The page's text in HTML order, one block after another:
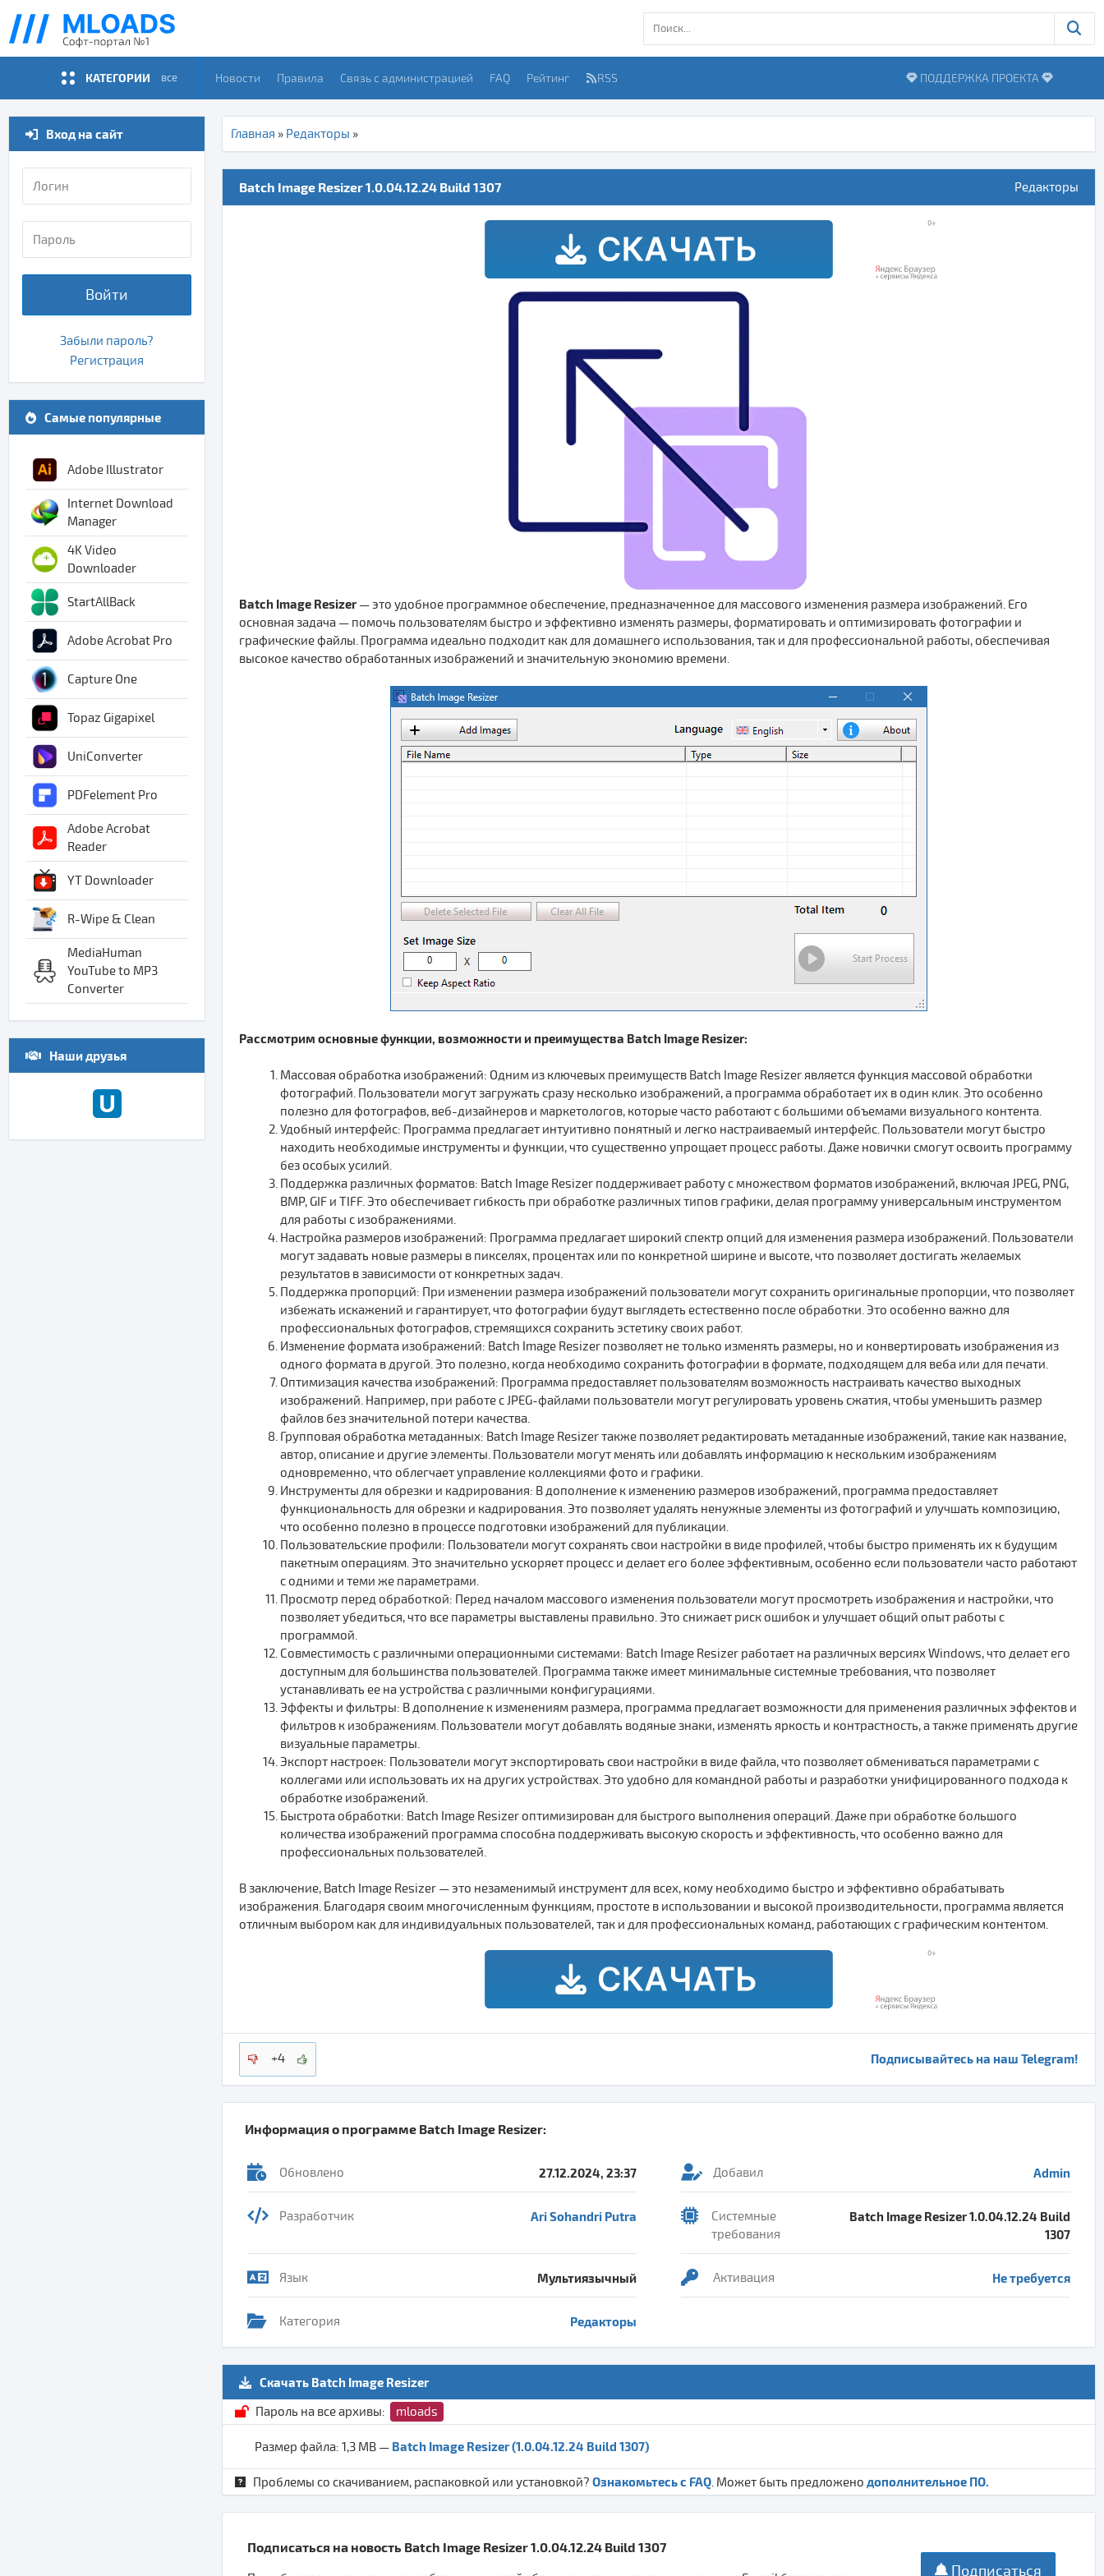
ПОДДЕРЖКА ПРОЕКТА
КАТЕГОРИИ все Новости Правила Связь с администрацией FAQ Рейтинг RSS
Главная » Редакторы »
Batch Image Resizer 1.0.04.12.24 Build 1307 Редакторы
Batch Image Resizer— это удобное программное обеспечение, предназначенное для массового изменения размера изображений. Его
основная задача — помочь пользователям быстро и эффективно изменять размеры, форматировать и оптимизировать фотографии и
графические файлы. Программа идеально подходит как для домашнего использования, так и для профессиональной работы, обеспечивая
высокое качество обработанных изображений и значительную экономию времени.
Рассмотрим основные функции, возможности и преимущества Batch Image Resizer:
Массовая обработка изображений: Одним из ключевых преимуществ Batch Image Resizer является функция массовой обработки
фотографий. Пользователи могут загружать сразу несколько изображений, а программа обработает их в один клик. Это особенно
полезно для фотографов, веб-дизайнеров и маркетологов, которые часто работают с большими объемами визуального контента.
Удобный интерфейс: Программа предлагает интуитивно понятный и легко настраиваемый интерфейс. Пользователи могут быстро
находить необходимые инструменты и функции, что существенно упрощает процесс работы. Даже новички смогут освоить программу
без особых усилий.
Поддержка различных форматов: Batch Image Resizer поддерживает работу с множеством форматов изображений, включая JPEG, PNG,
BMP, GIF и TIFF. Это обеспечивает гибкость при обработке различных типов графики, делая программу универсальным инструментом
для работы с изображениями.
Настройка размеров изображений: Программа предлагает широкий спектр опций для изменения размера изображений. Пользователи
могут задавать новые размеры в пикселях, процентах или по конкретной ширине и высоте, что позволяет достигать желаемых
результатов в зависимости от конкретных задач.
Поддержка пропорций: При изменении размера изображений пользователи могут сохранить оригинальные пропорции, что позволяет
избежать искажений и гарантирует, что фотографии будут выглядеть естественно после обработки. Это особенно важно для
профессиональных фотографов, стремящихся сохранить эстетику своих работ.
Изменение формата изображений: Batch Image Resizer позволяет не только изменять размеры, но и конвертировать изображения из
одного формата в другой. Это полезно, когда необходимо сохранить фотографии в формате, подходящем для веба или для печати.
Оптимизация качества изображений: Программа предоставляет пользователям возможность настраивать качество выходных
изображений. Например, при работе с JPEG-файлами пользователи могут регулировать уровень сжатия, чтобы уменьшить размер
файлов без значительной потери качества.
Групповая обработка метаданных: Batch Image Resizer также позволяет редактировать метаданные изображений, такие как название,
автор, описание и другие элементы. Пользователи могут менять или добавлять информацию к нескольким изображениям
одновременно, что облегчает управление коллекциями фото и графики.
Инструменты для обрезки и кадрирования: В дополнение к изменению размеров изображений, программа предоставляет
функциональность для обрезки и кадрирования. Это позволяет удалять ненужные элементы из фотографий и улучшать композицию,
что особенно полезно в процессе подготовки изображений для публикации.
Пользовательские профили: Пользователи могут сохранять свои настройки в виде профилей, чтобы быстро применять их к будущим
пакетным операциям. Это значительно ускоряет процесс и делает его более эффективным, особенно если пользователи часто работают
с одними и теми же параметрами.
Просмотр перед обработкой: Перед началом массового изменения пользователи могут просмотреть изображения и настройки, что
позволяет убедиться, что все параметры выставлены правильно. Это снижает риск ошибок и улучшает общий опыт работы с
программой.
Совместимость с различными операционными системами: Batch Image Resizer работает на различных версиях Windows, что делает его
доступным для большинства пользователей. Программа также имеет минимальные системные требования, что позволяет
устанавливать ее на устройства с различными конфигурациями.
Эффекты и фильтры: В дополнение к изменениям размера, программа предлагает возможности для применения различных эффектов и
фильтров к изображениям. Пользователи могут добавлять водяные знаки, изменять яркость и контрастность, а также применять другие
визуальные параметры.
Экспорт настроек: Пользователи могут экспортировать свои настройки в виде файла, что позволяет обмениваться параметрами с
коллегами или использовать их на других устройствах. Это удобно для командной работы и разработки унифицированного подхода к
обработке изображений.
Быстрота обработки: Batch Image Resizer оптимизирован для быстрого выполнения операций. Даже при обработке большого
количества изображений программа способна поддерживать высокую скорость и эффективность, что особенно важно для
профессиональных пользователей.
В заключение, Batch Image Resizer — это незаменимый инструмент для всех, кому необходимо быстро и эффективно обрабатывать
изображения. Благодаря своим многочисленным функциям, простоте в использовании и высокой производительности, программа является
отличным выбором как для индивидуальных пользователей, так и для профессиональных команд, работающих с графическим контентом.
+4 Подписывайтесь на наш Telegram!
Информация о программе Batch Image Resizer:
Обновлено 27.12.2024, 23:37 Добавил Admin
Разработчик Ari Sohandri Putra
Системные
требования
Batch Image Resizer 1.0.04.12.24 Build
1307
Язык Мультиязычный Активация Не требуется
Категория Редакторы
Скачать Batch Image Resizer
Пароль на все архивы:
mloads
Размер файла: 1,3 MB — Batch Image Resizer (1.0.04.12.24 Build 1307)
Проблемы со скачиванием, распаковкой или установкой? Ознакомьтесь с FAQ. Может быть предложено дополнительное ПО.
Подписаться на новость Batch Image Resizer 1.0.04.12.24 Build 1307
Подписаться
Вход на сайт
Войти
Забыли пароль?
Регистрация
Самые популярные
Adobe Illustrator
Internet Download
Manager
4K Video
Downloader
StartAllBack
Adobe Acrobat Pro
Capture One
Topaz Gigapixel
UniConverter
PDFelement Pro
Adobe Acrobat
Reader
YT Downloader
R-Wipe & Clean
MediaHuman
YouTube to MP3
Converter
Наши друзья